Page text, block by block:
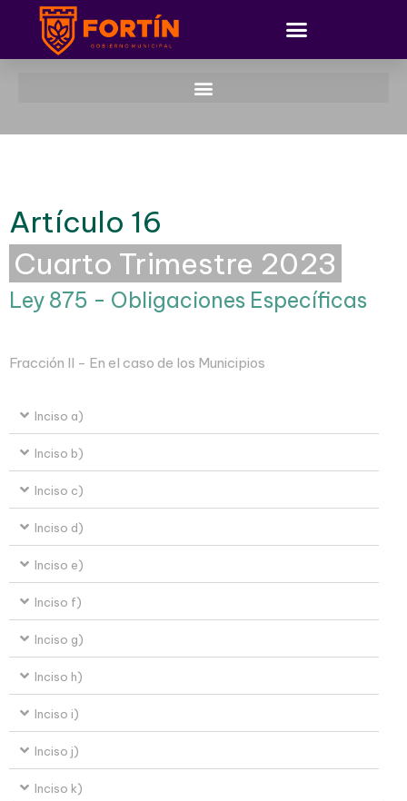
Artículo 16
Cuarto Trimestre 2023
Ley 875 - Obligaciones Específicas
Fracción II - En el caso de los Municipios
Inciso a)
Inciso b)
Inciso c)
Inciso d)
Inciso e)
Inciso f)
Inciso g)
Inciso h)
Inciso i)
Inciso j)
Inciso k)